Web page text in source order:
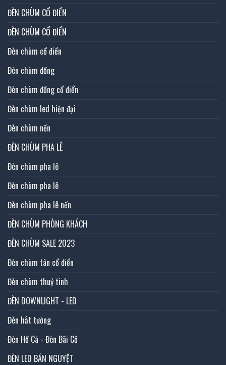
ĐÈN CHÙM CỔ ĐIỂN
ĐÈN CHÙM CỔ ĐIỂN
Đèn chùm cổ điển
Đèn chùm đồng
Đèn chùm đồng cổ điển
Đèn chùm led hiện đại
Đèn chùm nến
ĐÈN CHÙM PHA LÊ
Đèn chùm pha lê
Đèn chùm pha lê
Đèn chùm pha lê nến
ĐÈN CHÙM PHÒNG KHÁCH
ĐÈN CHÙM SALE 2023
Đèn chùm tân cổ điển
Đèn chùm thuỷ tinh
ĐÈN DOWNLIGHT - LED
Đèn hắt tường
Đèn Hồ Cá - Đèn Bãi Cỏ
ĐÈN LED BÁN NGUYỆT